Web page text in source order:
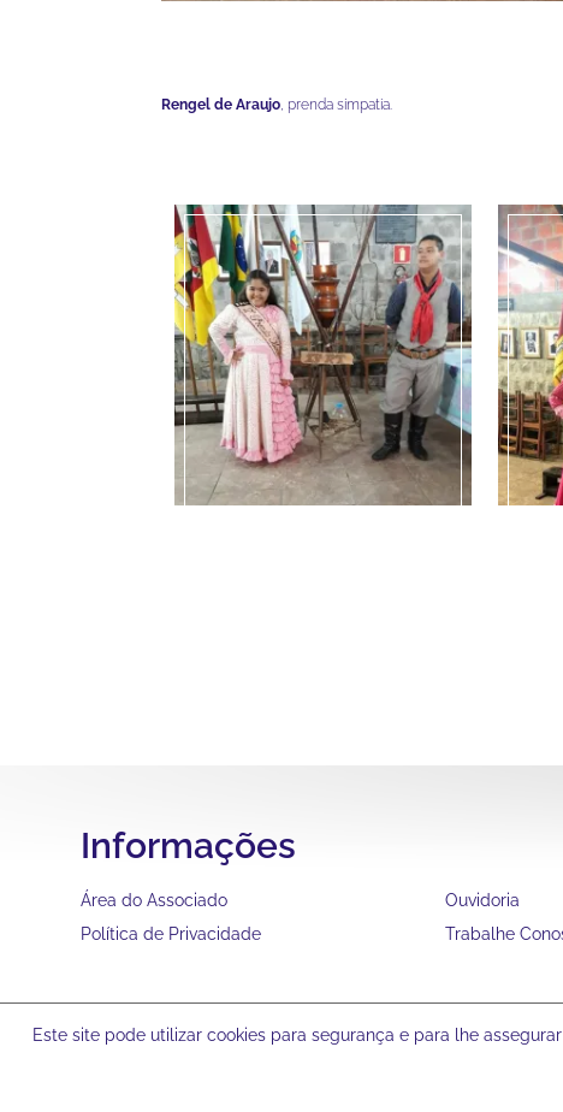
Rengel de Araujo , prenda simpatia.
Informações
Área do Associado
Ouvidoria
Política de Privacidade
Trabalhe
Este site pode utilizar cookies para segurança e para lhe